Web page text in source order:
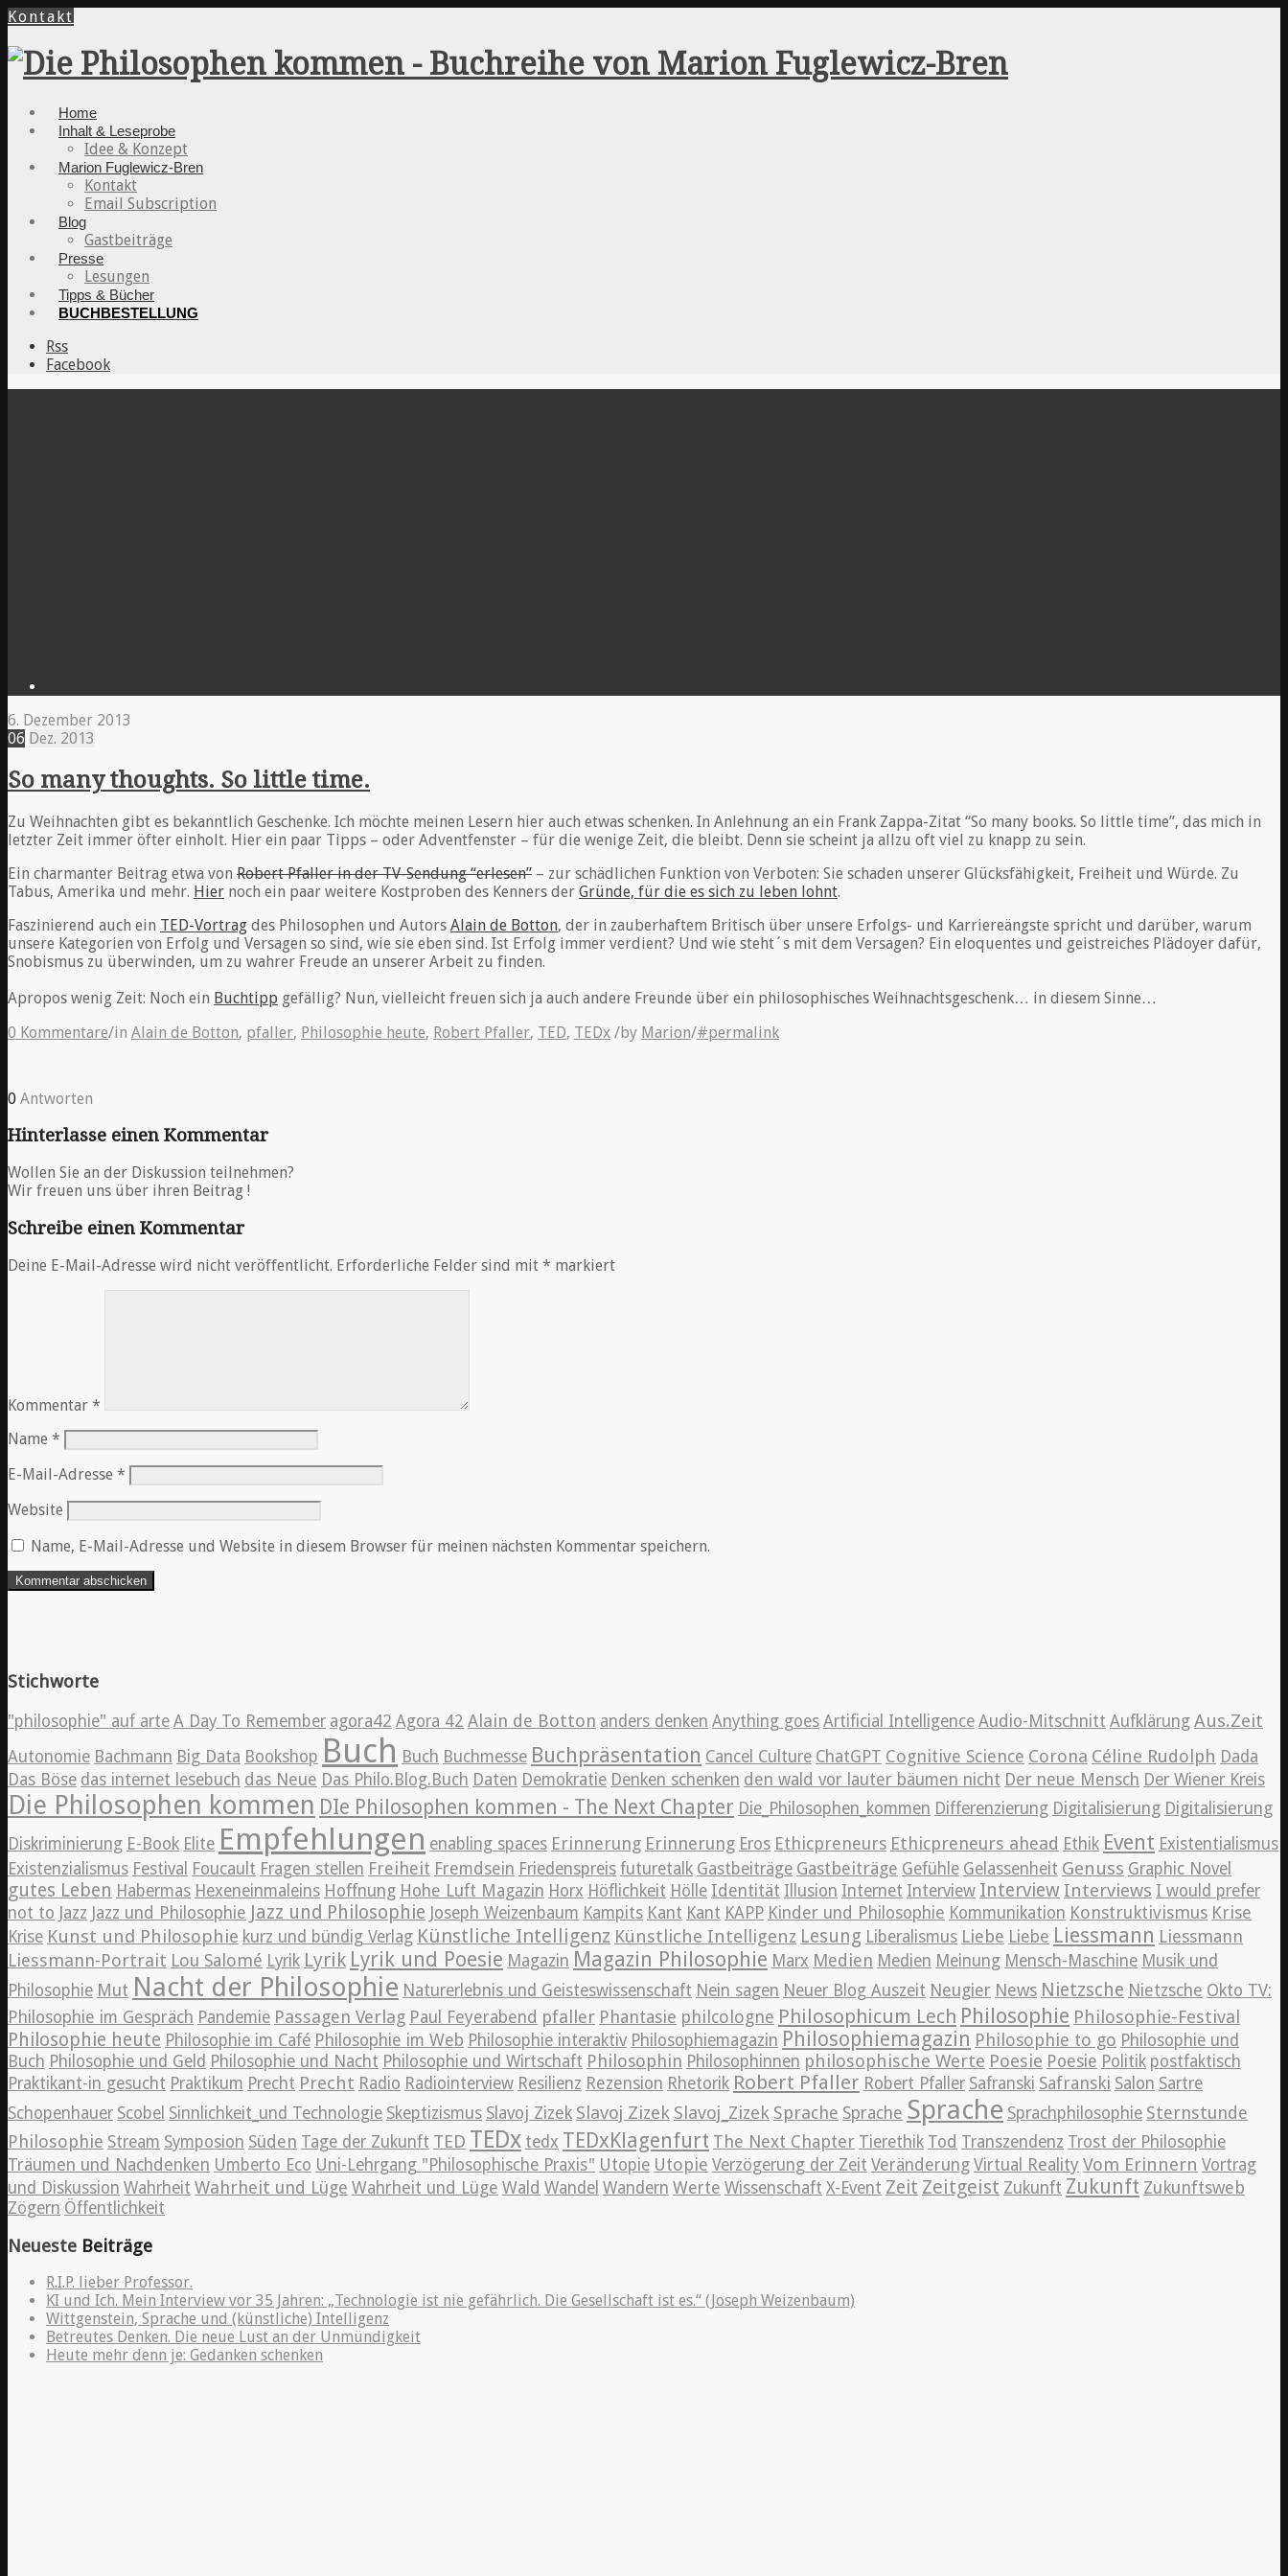
Kontakt
Home
Inhalt & Leseprobe
Idee & Konzept
Marion Fuglewicz-Bren
Kontakt
Email Subscription
Blog
Gastbeiträge
Presse
Lesungen
Tipps & Bücher
BUCHBESTELLUNG
Rss
Facebook
6. Dezember 2013
06 Dez. 2013
So many thoughts. So little time.
Zu Weihnachten gibt es bekanntlich Geschenke. Ich möchte meinen Lesern hier auch etwas schenken. In Anlehnung an ein Frank Zappa-Zitat “So many books. So little time”, das mich in
letzter Zeit immer öfter einholt. Hier ein paar Tipps – oder Adventfenster – für die wenige Zeit, die bleibt. Denn sie scheint ja allzu oft viel zu knapp zu sein.
Ein charmanter Beitrag etwa von Robert Pfaller in der TV-Sendung “erlesen” – zur schädlichen Funktion von Verboten: Sie schaden unserer Glücksfähigkeit, Freiheit und Würde. Zu
Tabus, Amerika und mehr. Hier noch ein paar weitere Kostproben des Kenners der Gründe, für die es sich zu leben lohnt.
Faszinierend auch ein TED-Vortrag des Philosophen und Autors Alain de Botton, der in zauberhaftem Britisch über unsere Erfolgs- und Karriereängste spricht und darüber, warum
unsere Kategorien von Erfolg und Versagen so sind, wie sie eben sind. Ist Erfolg immer verdient? Und wie steht´s mit dem Versagen? Ein eloquentes und geistreiches Plädoyer dafür,
Snobismus zu überwinden, um zu wahrer Freude an unserer Arbeit zu finden.
Apropos wenig Zeit: Noch ein Buchtipp gefällig? Nun, vielleicht freuen sich ja auch andere Freunde über ein philosophisches Weihnachtsgeschenk… in diesem Sinne…
0 Kommentare/in Alain de Botton, pfaller, Philosophie heute, Robert Pfaller, TED, TEDx /by Marion/#permalink
0 Antworten
Hinterlasse einen Kommentar
Wollen Sie an der Diskussion teilnehmen?
Wir freuen uns über ihren Beitrag !
Schreibe einen Kommentar
Deine E-Mail-Adresse wird nicht veröffentlicht. Erforderliche Felder sind mit * markiert
Kommentar *
Name *
E-Mail-Adresse *
Website
Name, E-Mail-Adresse und Website in diesem Browser für meinen nächsten Kommentar speichern.
Stichworte
"philosophie" auf arte A Day To Remember agora42 Agora 42 Alain de Botton anders denken Anything goes Artificial Intelligence Audio-Mitschnitt Aufklärung Aus.Zeit
Autonomie Bachmann Big Data Bookshop Buch Buch Buchmesse Buchpräsentation Cancel Culture ChatGPT Cognitive Science Corona Céline Rudolph Dada
Das Böse das internet lesebuch das Neue Das Philo.Blog.Buch Daten Demokratie Denken schenken den wald vor lauter bäumen nicht Der neue Mensch Der Wiener Kreis
Die Philosophen kommen DIe Philosophen kommen - The Next Chapter Die_Philosophen_kommen Differenzierung Digitalisierung Digitalisierung
Diskriminierung E-Book Elite Empfehlungen enabling spaces Erinnerung Erinnerung Eros Ethicpreneurs Ethicpreneurs ahead Ethik Event Existentialismus
Existenzialismus Festival Foucault Fragen stellen Freiheit Fremdsein Friedenspreis futuretalk Gastbeiträge Gastbeiträge Gefühle Gelassenheit Genuss Graphic Novel
gutes Leben Habermas Hexeneinmaleins Hoffnung Hohe Luft Magazin Horx Höflichkeit Hölle Identität Illusion Internet Interview Interview Interviews I would prefer
not to Jazz Jazz und Philosophie Jazz und Philosophie Joseph Weizenbaum Kampits Kant Kant KAPP Kinder und Philosophie Kommunikation Konstruktivismus Krise
Krise Kunst und Philosophie kurz und bündig Verlag Künstliche Intelligenz Künstliche Intelligenz Lesung Liberalismus Liebe Liebe Liessmann Liessmann
Liessmann-Portrait Lou Salomé Lyrik Lyrik Lyrik und Poesie Magazin Magazin Philosophie Marx Medien Medien Meinung Mensch-Maschine Musik und
Philosophie Mut Nacht der Philosophie Naturerlebnis und Geisteswissenschaft Nein sagen Neuer Blog Auszeit Neugier News Nietzsche Nietzsche Okto TV:
Philosophie im Gespräch Pandemie Passagen Verlag Paul Feyerabend pfaller Phantasie philcologne Philosophicum Lech Philosophie Philosophie-Festival
Philosophie heute Philosophie im Café Philosophie im Web Philosophie interaktiv Philosophiemagazin Philosophiemagazin Philosophie to go Philosophie und
Buch Philosophie und Geld Philosophie und Nacht Philosophie und Wirtschaft Philosophin Philosophinnen philosophische Werte Poesie Poesie Politik postfaktisch
Praktikant-in gesucht Praktikum Precht Precht Radio Radiointerview Resilienz Rezension Rhetorik Robert Pfaller Robert Pfaller Safranski Safranski Salon Sartre
Schopenhauer Scobel Sinnlichkeit_und Technologie Skeptizismus Slavoj Zizek Slavoj Zizek Slavoj_Zizek Sprache Sprache Sprache Sprachphilosophie Sternstunde
Philosophie Stream Symposion Süden Tage der Zukunft TED TEDx tedx TEDxKlagenfurt The Next Chapter Tierethik Tod Transzendenz Trost der Philosophie
Träumen und Nachdenken Umberto Eco Uni-Lehrgang "Philosophische Praxis" Utopie Utopie Verzögerung der Zeit Veränderung Virtual Reality Vom Erinnern Vortrag
und Diskussion Wahrheit Wahrheit und Lüge Wahrheit und Lüge Wald Wandel Wandern Werte Wissenschaft X-Event Zeit Zeitgeist Zukunft Zukunft Zukunftsweb
Zögern Öffentlichkeit
Neueste Beiträge
R.I.P. lieber Professor.
KI und Ich. Mein Interview vor 35 Jahren: „Technologie ist nie gefährlich. Die Gesellschaft ist es.“ (Joseph Weizenbaum)
Wittgenstein, Sprache und (künstliche) Intelligenz
Betreutes Denken. Die neue Lust an der Unmündigkeit
Heute mehr denn je: Gedanken schenken